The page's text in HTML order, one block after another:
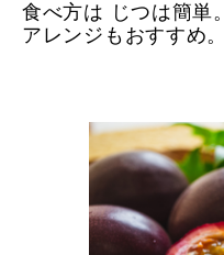
食べ方は じつは簡単。
アレンジもおすすめ。